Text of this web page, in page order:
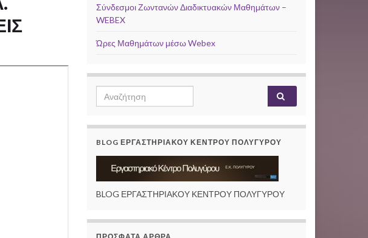
Σύνδεσμοι Ζωντανών Διαδικτυακών Μαθημάτων –
WEBEX
Ώρες Μαθημάτων μέσω Webex
Search
for:
BLOG ΕΡΓΑΣΤΗΡΙΑΚΟΥ ΚΕΝΤΡΟΥ ΠΟΛΥΓΥΡΟΥ
BLOG ΕΡΓΑΣΤΗΡΙΑΚΟΥ ΚΕΝΤΡΟΥ ΠΟΛΥΓΥΡΟΥ